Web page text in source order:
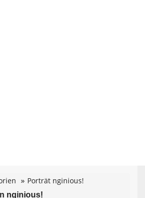
Porträt nginious!
nginious!